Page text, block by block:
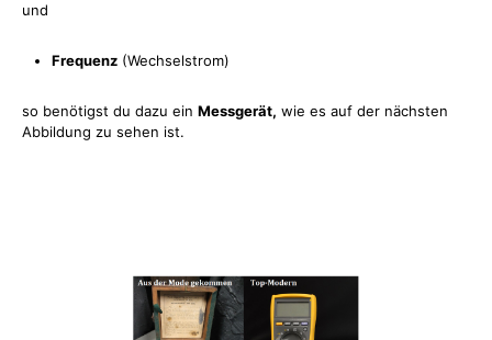
und
Frequenz (Wechselstrom)
so benötigst du dazu ein Messgerät, wie es auf der nächsten
Abbildung zu sehen ist.